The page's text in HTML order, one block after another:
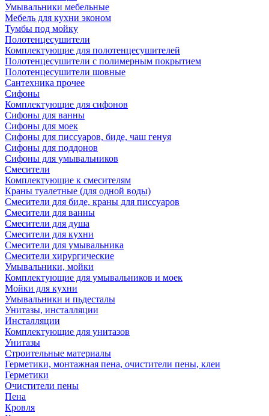
Умывальники мебельные
Мебель для кухни эконом
Тумбы под мойку
Полотенцесушители
Комплектующие для полотенцесушителей
Полотенцесушители с полимерным покрытием
Полотенцесушители шовные
Сантехника прочее
Сифоны
Комплектующие для сифонов
Сифоны для ванны
Сифоны для моек
Сифоны для писсуаров, биде, чаш генуя
Сифоны для поддонов
Сифоны для умывальников
Смесители
Комплектующие к смесителям
Краны туалетные (для одной воды)
Смесители для биде, краны для писсуаров
Смесители для ванны
Смесители для душа
Смесители для кухни
Смесители для умывальника
Смесители хирургические
Умывальники, мойки
Комплектующие для умывальников и моек
Мойки для кухни
Умывальники и пьдесталы
Унитазы, инсталляции
Инсталляции
Комплектующие для унитазов
Унитазы
Строительные материалы
Герметики, монтажная пена, очистители пены, клеи
Герметики
Очистители пены
Пена
Кровля